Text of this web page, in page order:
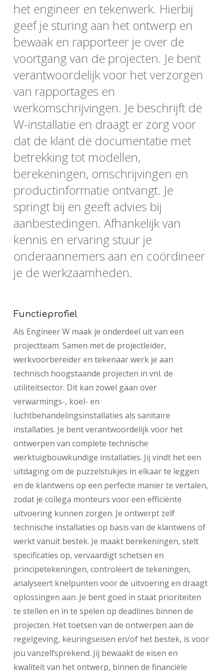
het engineer en tekenwerk. Hierbij
geef je sturing aan het ontwerp en
bewaak en rapporteer je over de
voortgang van de projecten. Je bent
verantwoordelijk voor het verzorgen
van rapportages en
werkomschrijvingen. Je beschrijft de
W-installatie en draagt er zorg voor
dat de klant de documentatie met
betrekking tot modellen,
berekeningen, omschrijvingen en
productinformatie ontvangt. Je
springt bij en geeft advies bij
aanbestedingen. Afhankelijk van
kennis en ervaring stuur je
onderaannemers aan en coördineer
je de werkzaamheden.
Functieprofiel
Als Engineer W maak je onderdeel uit van een
projectteam. Samen met de projectleider,
werkvoorbereider en tekenaar werk je aan
technisch hoogstaande projecten in vnl. de
utiliteitsector. Dit kan zowel gaan over
verwarmings-, koel- en
luchtbehandelingsinstallaties als sanitaire
installaties. Je bent verantwoordelijk voor het
ontwerpen van complete technische
werktuigbouwkundige installaties. Jij vindt het een
uitdaging om de puzzelstukjes in elkaar te leggen
en de klantwens op een perfecte manier te vertalen,
zodat je collega monteurs voor een efficiënte
uitvoering kunnen zorgen. Je ontwerpt zelf
technische installaties op basis van de klantwens of
werkt vanuit bestek. Je maakt berekeningen, stelt
specificaties op, vervaardigt schetsen en
principetekeningen, controleert de tekeningen,
analyseert knelpunten voor de uitvoering en draagt
oplossingen aan. Je bent goed in staat prioriteiten
te stellen en in te spelen op deadlines binnen de
projecten. Het toetsen van de ontwerpen aan de
regelgeving, keuringseisen en/of het bestek, is voor
jou vanzelfsprekend. Jij bewaakt de eisen en
kwaliteit van het ontwerp, binnen de financiële